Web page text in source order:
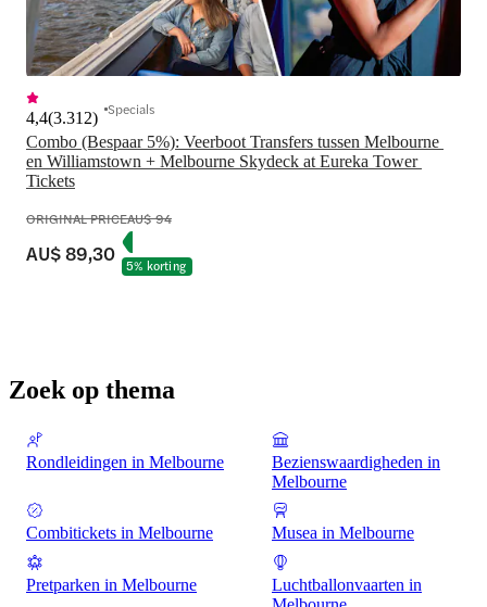
Combo (Bespaar 5%): Veerboot Transfers tussen Melbourne
en Williamstown + Melbourne Skydeck at Eureka Tower
Tickets
4,4(3.312) Specials
ORIGINAL PRICEAU$ 94
AU$ 89,30 5% korting
Zoek op thema
Rondleidingen in Melbourne
Bezienswaardigheden in
Melbourne
Combitickets in Melbourne Musea in Melbourne
Pretparken in Melbourne
Luchtballonvaarten in